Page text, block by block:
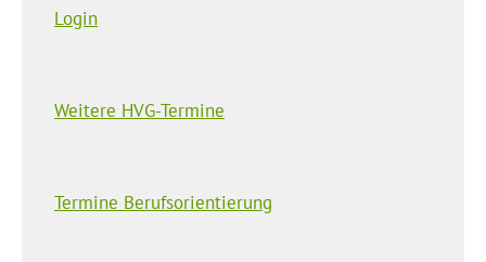
Login
Weitere HVG-Termine
Termine Berufsorientierung